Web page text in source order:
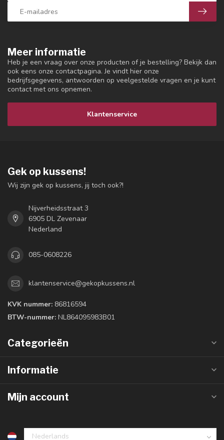
Meer informatie
Heb je een vraag over onze producten of je bestelling? Bekijk dan
ook eens onze contactpagina. Je vindt hier onze
bedrijfsgegevens, antwoorden op veelgestelde vragen en je kunt
contact met ons opnemen.
Klantenservice
Gek op kussens!
Wij zijn gek op kussens, jij toch ook?!
Nijverheidsstraat 3
6905 DL Zevenaar
Nederland
085-0608226
klantenservice@gekopkussens.nl
KVK nummer: 86816594
BTW-nummer: NL864095983B01
Categorieën
Informatie
Mijn account